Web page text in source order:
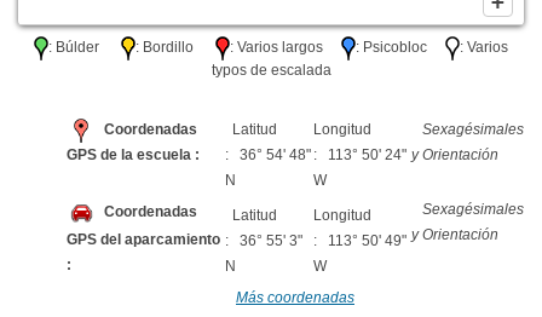
: Búlder : Bordillo : Varios largos : Psicobloc
: Varios
typos de escalada
Coordenadas
GPS de la escuela :
Latitud
: 36° 54' 48"
N
Longitud
: 113° 50' 24"
W
Sexagésimales
y Orientación
Coordenadas
GPS del aparcamiento
:
Latitud
: 36° 55' 3"
N
Longitud
: 113° 50' 49"
W
Sexagésimales
y Orientación
Más coordenadas